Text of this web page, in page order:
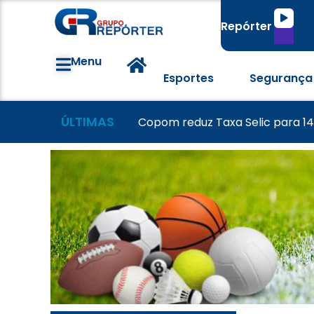
Repórter
Tocador
áudio
Menu
Esportes
Segurança
ÚLTIMAS Grêmio vence o Mirassol e
Colorado visita o Corinthians
Copom reduz Taxa Selic para